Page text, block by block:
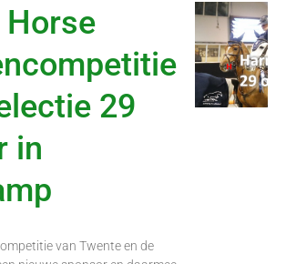
Horse
29
in
van Twente en de